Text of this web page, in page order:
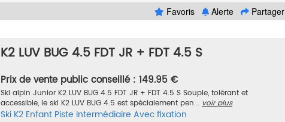
Favoris
Alerte Partager
K2 LUV BUG 4.5 FDT JR + FDT 4.5 S
Prix de vente public conseillé : 149.95 €
Ski alpin Junior K2 LUV BUG 4.5 FDT JR + FDT 4.5 S Souple, tolérant et
accessible, le ski K2 LUV BUG 4.5 est spécialement pen... voir plus
Ski K2 Enfant Piste Intermédiaire Avec fixation